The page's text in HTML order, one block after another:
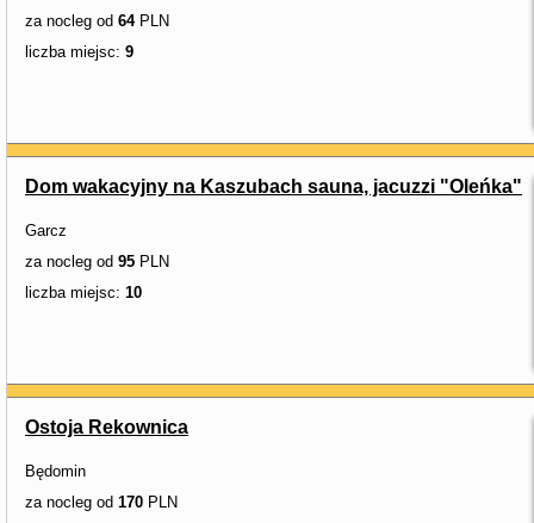
za nocleg od 64PLN
liczba miejsc: 9
Dom wakacyjny na Kaszubach sauna, jacuzzi "Oleńka"
Garcz
za nocleg od 95 PLN
liczba miejsc: 10
Ostoja Rekownica
Będomin
za nocleg od 170 PLN